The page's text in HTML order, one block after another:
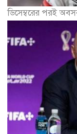
ডিসেম্বরের পরই